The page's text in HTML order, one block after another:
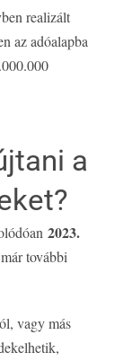
realizált
az adóalapba
a
2023.
további
vagy más